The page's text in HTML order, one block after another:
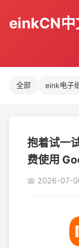
einkCN中
全部 eink电子
抱着试一
费使用
📅 2026-07-